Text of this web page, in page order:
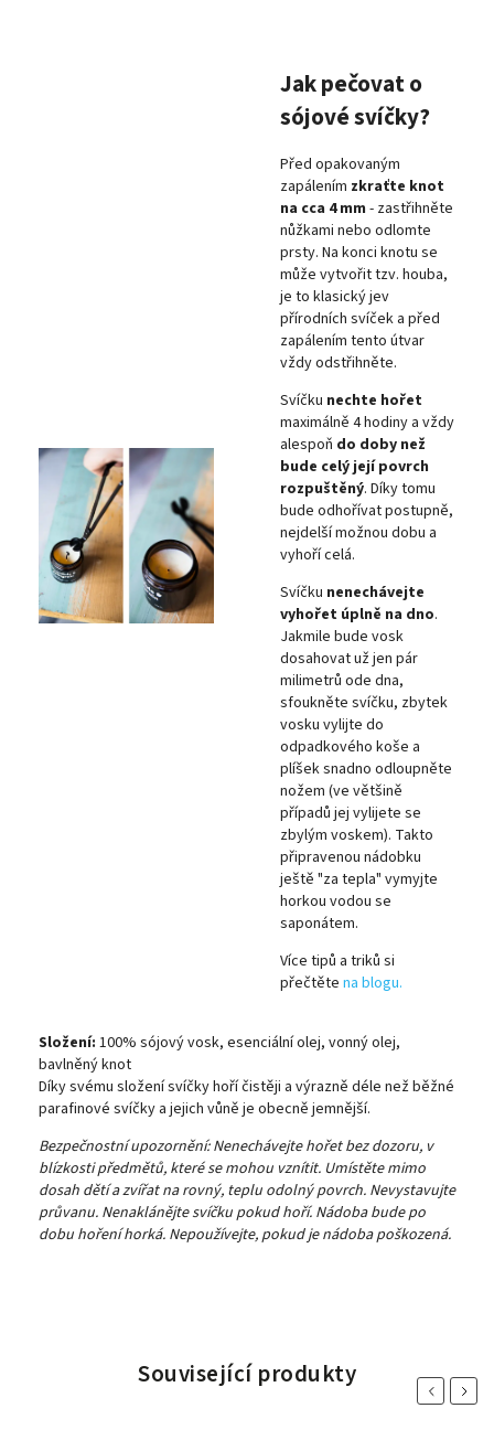
Jak pečovat o
sójové svíčky?
Před opakovaným
zapálením zkraťte knot
na cca 4 mm - zastřihněte
nůžkami nebo odlomte
prsty. Na konci knotu se
může vytvořit tzv. houba,
je to klasický jev
přírodních svíček a před
zapálením tento útvar
vždy odstřihněte.
Svíčku nechte hořet
maximálně 4 hodiny a vždy
alespoň do doby než
bude celý její povrch
rozpuštěný. Díky tomu
bude odhořívat postupně,
nejdelší možnou dobu a
vyhoří celá.
Svíčku nenechávejte
vyhořet úplně na dno.
Jakmile bude vosk
dosahovat už jen pár
milimetrů ode dna,
sfoukněte svíčku, zbytek
vosku vylijte do
odpadkového koše a
plíšek snadno odloupněte
nožem (ve většině
případů jej vylijete se
zbylým voskem). Takto
připravenou nádobku
ještě "za tepla" vymyjte
horkou vodou se
saponátem.
Více tipů a triků si
přečtěte na blogu.
Složení: 100% sójový vosk, esenciální olej, vonný olej,
bavlněný knot
Díky svému složení svíčky hoří čistěji a výrazně déle než běžné
parafinové svíčky a jejich vůně je obecně jemnější.
Bezpečnostní upozornění: Nenechávejte hořet bez dozoru, v
blízkosti předmětů, které se mohou vznítit. Umístěte mimo
dosah dětí a zvířat na rovný, teplu odolný povrch. Nevystavujte
průvanu. Nenaklánějte svíčku pokud hoří. Nádoba bude po
dobu hoření horká. Nepoužívejte, pokud je nádoba poškozená.
Související produkty
PreviousNext